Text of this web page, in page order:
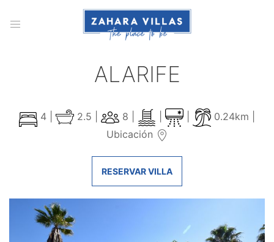
ALARIFE
4 | 2.5 | 8 |
0.24km |
Ubicación
RESERVAR VILLA